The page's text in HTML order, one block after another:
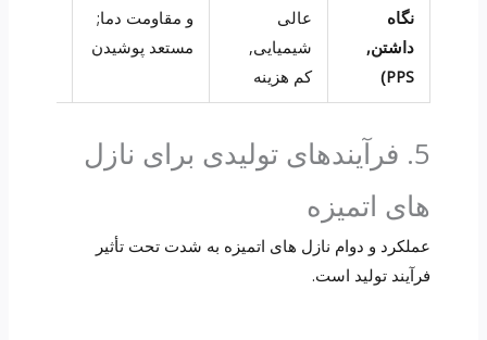
نگاه
داشتن,
PPS)
عالی
شیمیایی,
کم هزینه
و مقاومت دما;
مستعد پوشیدن
5. فرآیندهای تولیدی برای نازل
های اتمیزه
عملکرد و دوام نازل های اتمیزه به شدت تحت تأثیر
فرآیند تولید است.